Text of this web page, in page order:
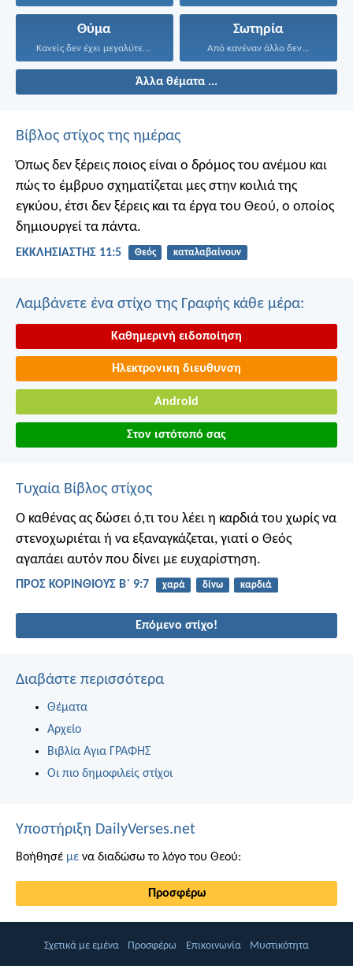
Θύμα
Κανείς δεν έχει μεγαλύτερη...
Σωτηρία
Από κανέναν άλλο δεν...
Άλλα θέματα ...
Βίβλος στίχος της ημέρας
Όπως δεν ξέρεις ποιος είναι ο δρόμος του ανέμου και
πώς το έμβρυο σχηματίζεται μες στην κοιλιά της
εγκύου, έτσι δεν ξέρεις και τα έργα του Θεού, ο οποίος
δημιουργεί τα πάντα.
ΕΚΚΛΗΣΙΑΣΤΗΣ 11:5 Θεός καταλαβαίνουν
Λαμβάνετε ένα στίχο της Γραφής κάθε μέρα:
Καθημερινή ειδοποίηση
Ηλεκτρονικη διευθυνση
Android
Στον ιστότοπό σας
Τυχαία Βίβλος στίχος
Ο καθένας ας δώσει ό,τι του λέει η καρδιά του χωρίς να
στενοχωριέται ή να εξαναγκάζεται, γιατί ο Θεός
αγαπάει αυτόν που δίνει με ευχαρίστηση.
ΠΡΟΣ ΚΟΡΙΝΘΙΟΥΣ Β΄ 9:7 χαρά δίνω καρδιά
Επόμενο στίχο!
Διαβάστε περισσότερα
Θέματα
Αρχείο
Βιβλία Αγια ΓΡΑΦΗΣ
Οι πιο δημοφιλείς στίχοι
Υποστήριξη DailyVerses.net
Βοήθησέ με να διαδώσω το λόγο του Θεού:
Προσφέρω
Σχετικά με εμένα Προσφέρω Επικοινωνία Μυστικότητα